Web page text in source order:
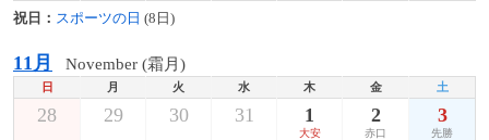
祝日： スポーツの日 (8日)
11月 November (霜月)
日 月 火 水 木 金 土
28 29 30 31 1
大安
2
赤口
3
先勝